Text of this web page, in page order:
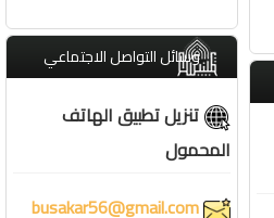
وسائل التواصل الاجتماعي
تنزيل تطبيق الهاتف
المحمول